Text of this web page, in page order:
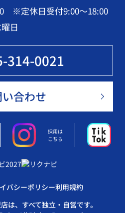
※定休日受付9:00～18:00
日
314-0021
合わせ
採用は
こちら
バシーポリシー利用規約
は、すべて独立・自営です。